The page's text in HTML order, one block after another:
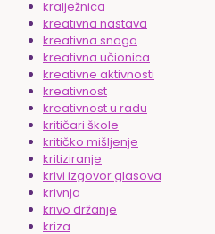
kralježnica
kreativna nastava
kreativna snaga
kreativna učionica
kreativne aktivnosti
kreativnost
kreativnost u radu
kritičari škole
kritičko mišljenje
kritiziranje
krivi izgovor glasova
krivnja
krivo držanje
kriza